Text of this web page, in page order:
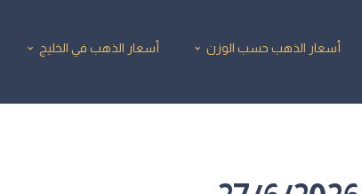
أسعار الذهب حسب الوزن أسعار الذهب في الخليج